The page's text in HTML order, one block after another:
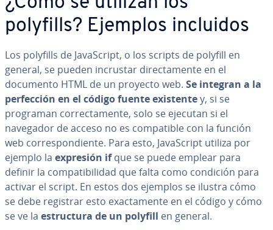
polyfills? Ejemplos incluidos
Los polyfills de Ja­va­S­cri­pt, o los scripts de polyfill en
general, se pueden incrustar di­re­c­ta­me­n­te en el
documento HTML de un proyecto web. Se integran a la
pe­r­fe­c­ción en el código fuente existentey, si se
programan co­rre­c­ta­me­n­te, solo se ejecutan si el
navegador de acceso no es co­m­pa­ti­ble con la función
web co­rre­s­po­n­die­n­te. Para esto, Ja­va­S­cri­pt utiliza por
ejemplo la expresión ifque se puede emplear para
definir la co­m­pa­ti­bi­li­dad que falta como condición para
activar el script. En estos dos ejemplos se ilustra cómo
se debe registrar esto exac­ta­me­n­te en el código y cómo
se ve la es­tru­c­tu­ra de un polyfill en general.